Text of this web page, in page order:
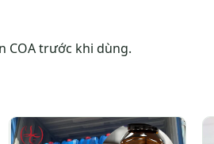
COA trước khi dùng.